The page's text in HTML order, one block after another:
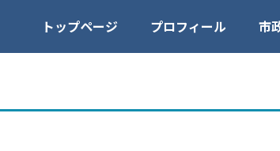
トップページ プロフィール 市